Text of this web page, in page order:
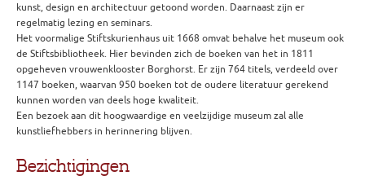
kunst, design en architectuur getoond worden. Daarnaast zijn er
regelmatig lezing en seminars.
Het voormalige Stiftskurienhaus uit 1668 omvat behalve het museum ook
de Stiftsbibliotheek. Hier bevinden zich de boeken van het in 1811
opgeheven vrouwenklooster Borghorst. Er zijn 764 titels, verdeeld over
1147 boeken, waarvan 950 boeken tot de oudere literatuur gerekend
kunnen worden van deels hoge kwaliteit.
Een bezoek aan dit hoogwaardige en veelzijdige museum zal alle
kunstliefhebbers in herinnering blijven.
Bezichtigingen